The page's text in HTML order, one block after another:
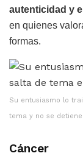
autenticidad y
en quienes
formas.
Su entusiasmo lo
tema y no se detiene.
Cáncer